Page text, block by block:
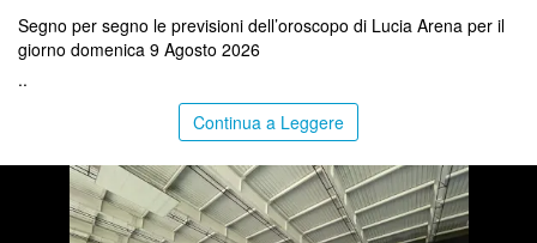
Segno per segno le previsioni dell’oroscopo di Lucia Arena per il
giorno domenica 9 Agosto 2026
..
Continua a Leggere